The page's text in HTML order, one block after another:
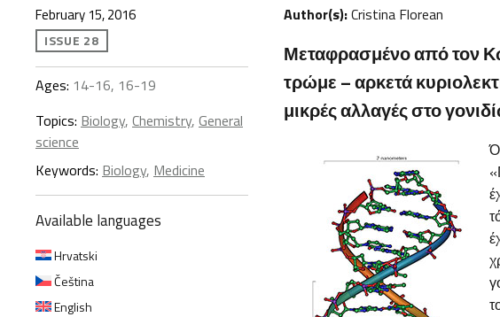
February 15, 2016
ISSUE 28
Ages: 14-16, 16-19
Topics: Biology, Chemistry, General
science
Keywords: Biology, Medicine
Available languages
Hrvatski
Čeština
English
Author(s):Cristina Florean
Μεταφρασμένο από τον
τρώμε – αρκετά
μικρές αλλαγές στο